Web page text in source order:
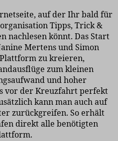
auf der Ihr bald für
Tipps, Trick &
nachlesen könnt. Das Start
Mertens und Simon
zu kreieren,
zum kleinen
und hoher
vor der Kreuzfahrt perfekt
kann man auch auf
zurückgreifen. So erhält
direkt alle benötigten